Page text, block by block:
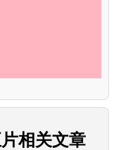
相关文章